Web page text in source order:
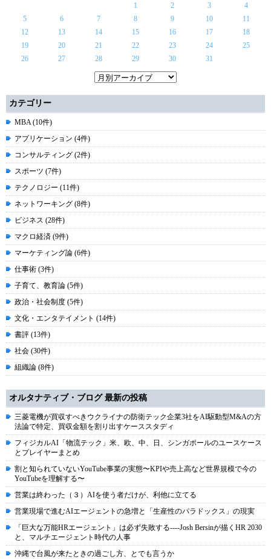
1
2 3
4
5
6 7 8 9 10
11
12
13 14 15 16 17
18
19
20 21 22 23 24
25
26
27 28 29 30 31
カテゴリー
MBA (10件)
アプリケーション (4件)
コンサルティング (2件)
スポーツ (7件)
テクノロジー (11件)
ネットワーキング (8件)
ビジネス (28件)
マクロ経済 (9件)
マーケティング論 (6件)
仕事術 (3件)
子育て、教育論 (5件)
政治・社会制度 (5件)
文化・エンタテイメント (14件)
書評 (13件)
社会 (30件)
組織論 (8件)
オルタナティブ・ブログ 最新の投稿
三菱電機が買収すべきウクライナの防衛テック企業3社をAI駆動型M&Aの方
法論で特定、買収金額を割り出すケーススタディ
フィジカルAI「物流テック」米、欧、中、日、シンガポールのユースケース
とプレイヤーまとめ
割と知られていないYouTube事業の実態〜KPIや売上高など世界規模で今の
YouTubeを理解する〜
営業は終わった（３）AIを使う者だけが、利他に立てる
営業現場で進むAIエージェントの急増と「生産性のパラドックス」の現実
「巨大な万能HRエージェント」は必ず失敗する----Josh Bersinが描くHR 2030
と、マルチエージェント時代の人事
沖縄で台風が来たときの過ごし方、とでも言うか